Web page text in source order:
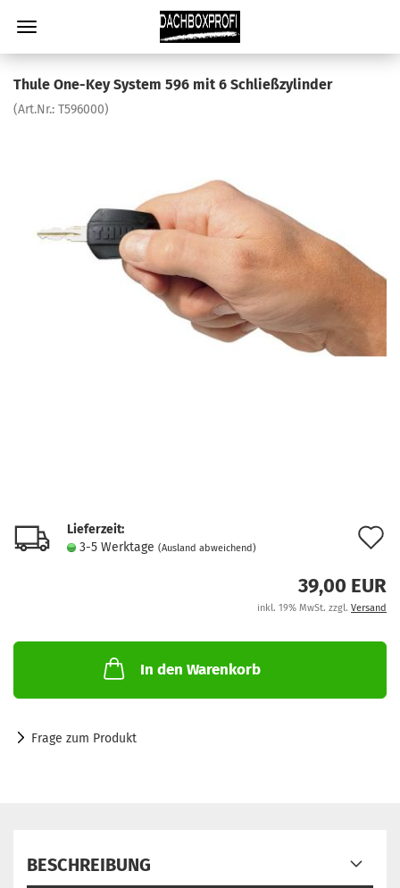
Thule One-Key System 596 mit 6 Schließzylinder
(Art.Nr.: T596000)
Lieferzeit:
3-5 Werktage (Ausland abweichend)
39,00 EUR
inkl. 19% MwSt. zzgl. Versand
In den Warenkorb
Frage zum Produkt
BESCHREIBUNG